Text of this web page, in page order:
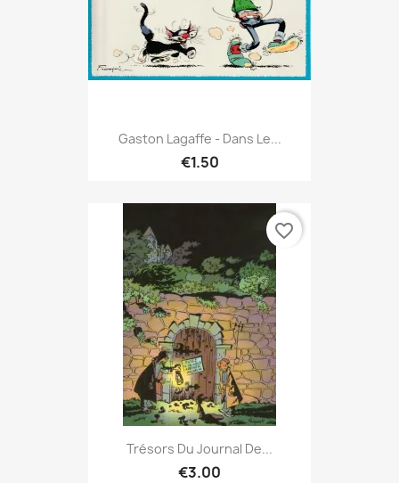
Gaston Lagaffe - Dans Le...
€1.50
Trésors Du Journal De...
€3.00
favorite_border